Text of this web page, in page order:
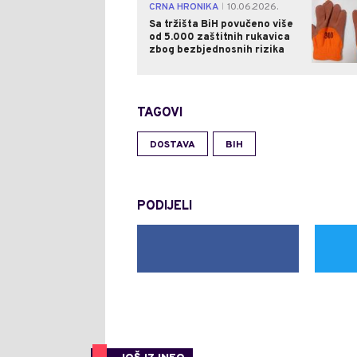
CRNA HRONIKA
10.06.2026.
Sa tržišta BiH povučeno više
od 5.000 zaštitnih rukavica
zbog bezbjednosnih rizika
TAGOVI
DOSTAVA BIH
PODIJELI